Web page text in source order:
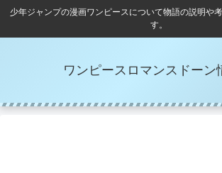
少年ジャンプの漫画ワンピースについて物語の説明や
す。
ワンピースロマンスドーン